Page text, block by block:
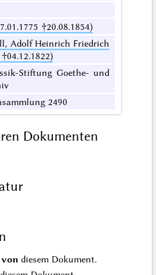
†20.08.1854)
Adolf Heinrich Friedrich
Stiftung Goethe- und
2490
Dokumenten
von diesem Dokument.